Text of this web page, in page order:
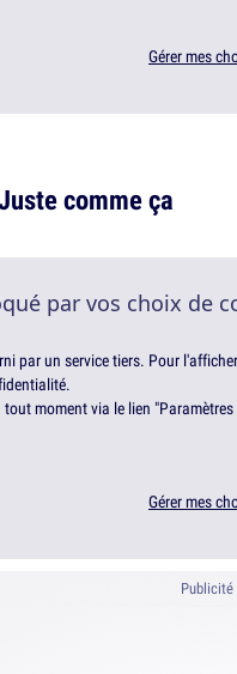
Gérer mes
comme ça
par vos choix de
par un service tiers. Pour
moment via le lien
Gérer mes
Publicité